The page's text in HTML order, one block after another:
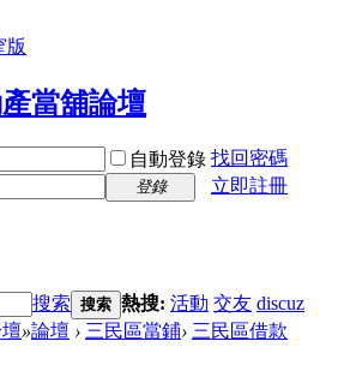
版
自動登錄 找回密碼
登錄
立即註冊
搜索 搜索 熱搜: 活動 交友 discuz
»論壇 › 三民區當鋪› 三民區借款